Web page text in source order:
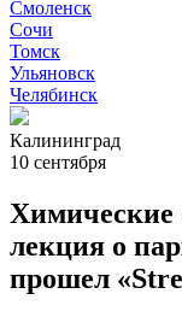
Смоленск
Сочи
Томск
Ульяновск
Челябинск
Калининград
10 сентября
лекция о
прошел